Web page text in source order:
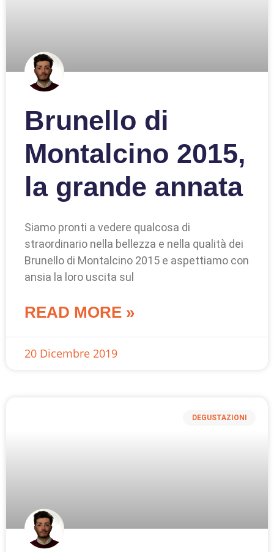
Brunello di
Montalcino 2015,
la grande annata
Siamo pronti a vedere qualcosa di
straordinario nella bellezza e nella qualità dei
Brunello di Montalcino 2015 e aspettiamo con
ansia la loro uscita sul
READ MORE »
20 Dicembre 2019
DEGUSTAZIONI